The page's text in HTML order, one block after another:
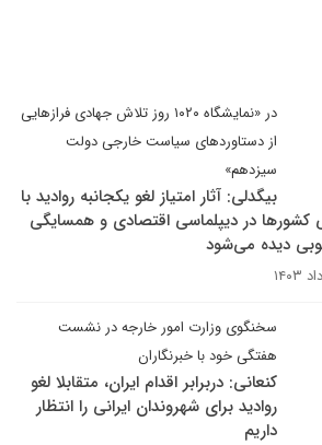
در «نمایشگاه ۱۰۲۰ روز تلاش جهادی فرازهایی
از دستاوردهای سیاست خارجی دولت
سیزدهم»
بیگدلی: آثار امتیاز لغو یکجانبه روادید با
کشورها در دیپلماسی اقتصادی و همسایگی
دیده می‌شود
سخنگوی وزارت امور خارجه در نشست
هفتگی خود با خبرنگاران
کنعانی: دربرابر اقدام ایران، متقابلا لغو
روادید برای شهروندان ایرانی را انتظار
داریم